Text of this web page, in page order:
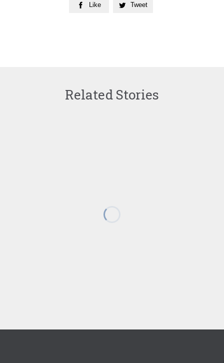
 Like  Tweet
Related Stories